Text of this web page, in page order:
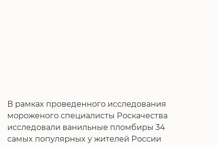
В рамках проведенного исследования
мороженого специалисты Роскачества
исследовали ванильные пломбиры 34
самых популярных у жителей России